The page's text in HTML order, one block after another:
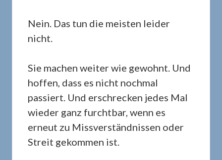
Nein. Das tun die meisten leider
nicht.
Sie machen weiter wie gewohnt. Und
hoffen, dass es nicht nochmal
passiert. Und erschrecken jedes Mal
wieder ganz furchtbar, wenn es
erneut zu Missverständnissen oder
Streit gekommen ist.